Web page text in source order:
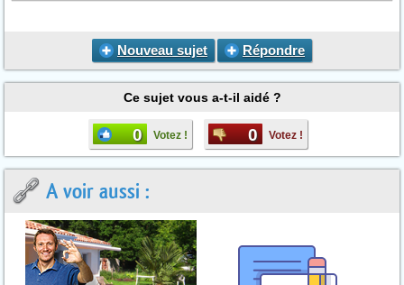
Nouveau sujet Répondre
Ce sujet vous a-t-il aidé ?
0 Votez ! 0 Votez !
A voir aussi :